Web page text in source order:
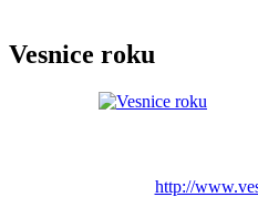
Vesnice roku
http://